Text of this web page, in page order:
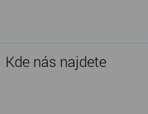
Kde nás najdete